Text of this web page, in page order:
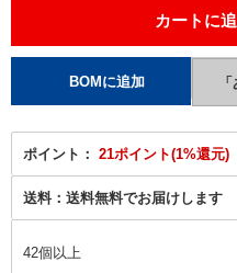
ポイント： 21ポイント(1%還元)
送料： 送料無料でお届けします
42個以上